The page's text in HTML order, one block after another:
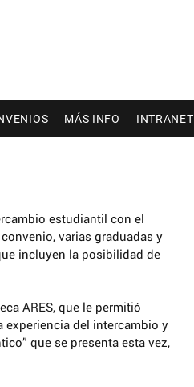
MÁS INFO INTRANET
estudiantil con el
varias graduadas y
incluyen la posibilidad de
ARES, que le permitió
experiencia del intercambio y
que se presenta esta vez,